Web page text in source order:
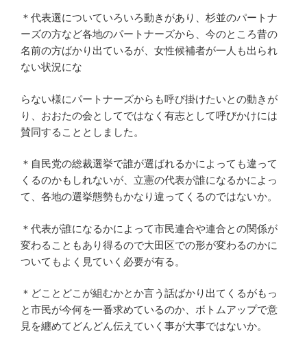
＊代表選についていろいろ動きがあり、杉並のパートナ
ーズの方など各地のパートナーズから、今のところ昔の
名前の方ばかり出ているが、女性候補者が一人も出られ
ない状況にな
らない様にパートナーズからも呼び掛けたいとの動きが
り、おおたの会としてではなく有志として呼びかけには
賛同することとしました。
＊自民党の総裁選挙で誰が選ばれるかによっても違って
くるのかもしれないが、立憲の代表が誰になるかによっ
て、各地の選挙態勢もかなり違ってくるのではないか。
＊代表が誰になるかによって市民連合や連合との関係が
変わることもあり得るので大田区での形が変わるのかに
ついてもよく見ていく必要が有る。
＊どことどこが組むかとか言う話ばかり出てくるがもっ
と市民が今何を一番求めているのか、ボトムアップで意
見を纏めてどんどん伝えていく事が大事ではないか。